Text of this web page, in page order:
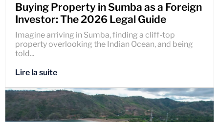
Buying Property in Sumba as a Foreign
Investor: The 2026 Legal Guide
Imagine arriving in Sumba, finding a cliff-top
property overlooking the Indian Ocean, and being
told...
Lire la suite